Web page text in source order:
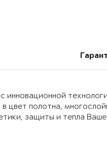
инновационной
цвет полотна,
защиты и тепла